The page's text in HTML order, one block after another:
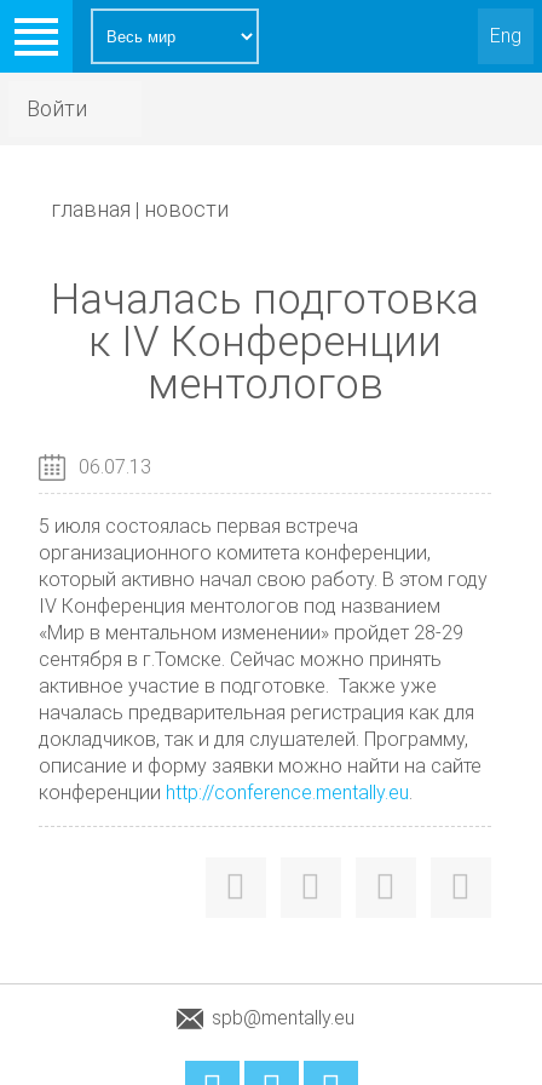
Eng
Войти
главная | новости
Началась подготовка
к IV Конференции
ментологов
06.07.13
5 июля состоялась первая встреча
организационного комитета конференции,
который активно начал свою работу. В этом году
IV Конференция ментологов под названием
«Мир в ментальном изменении» пройдет 28-29
сентября в г.Томске. Сейчас можно принять
активное участие в подготовке. Также уже
началась предварительная регистрация как для
докладчиков, так и для слушателей. Программу,
описание и форму заявки можно найти на сайте
конференции http://conference.mentally.eu.
spb@mentally.eu